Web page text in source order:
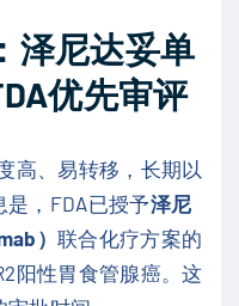
泽尼达妥单
优先审评
高、易转移，长期以
，FDA已授予泽尼
）联合化疗方案的
阳性胃食管腺癌。这